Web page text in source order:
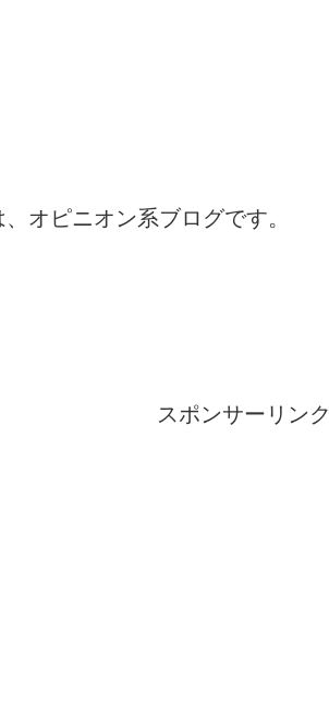
オピニオン系ブログです。
スポンサーリンク